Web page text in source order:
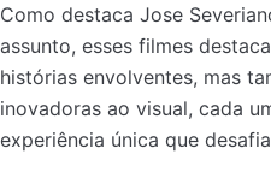
Como destaca Jose
assunto, esses filmes
histórias envolventes, mas
inovadoras ao visual, cada
experiência única que